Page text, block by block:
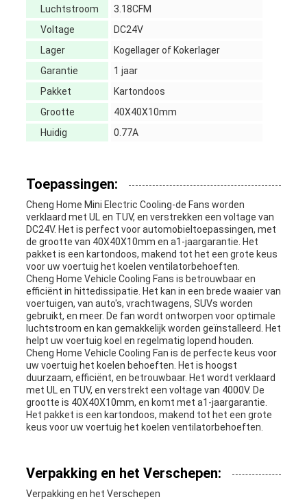
Luchtstroom
3.18CFM
Voltage
DC24V
Lager
Kogellager of Kokerlager
Garantie
1 jaar
Pakket
Kartondoos
Grootte
40X40X10mm
Huidig
0.77A
Toepassingen:
Cheng Home Mini Electric Cooling-de Fans worden
verklaard met UL en TUV, en verstrekken een voltage van
DC24V. Het is perfect voor automobieltoepassingen, met
de grootte van 40X40X10mm en a1-jaargarantie. Het
pakket is een kartondoos, makend tot het een grote keus
voor uw voertuig het koelen ventilatorbehoeften.
Cheng Home Vehicle Cooling Fans is betrouwbaar en
efficiënt in hittedissipatie. Het kan in een brede waaier van
voertuigen, van auto's, vrachtwagens, SUVs worden
gebruikt, en meer. De fan wordt ontworpen voor optimale
luchtstroom en kan gemakkelijk worden geïnstalleerd. Het
helpt uw voertuig koel en regelmatig lopend houden.
Cheng Home Vehicle Cooling Fan is de perfecte keus voor
uw voertuig het koelen behoeften. Het is hoogst
duurzaam, efficiënt, en betrouwbaar. Het wordt verklaard
met UL en TUV, en verstrekt een voltage van 4000V. De
grootte is 40X40X10mm, en komt met a1-jaargarantie.
Het pakket is een kartondoos, makend tot het een grote
keus voor uw voertuig het koelen ventilatorbehoeften.
Verpakking en het Verschepen:
Verpakking en het Verschepen